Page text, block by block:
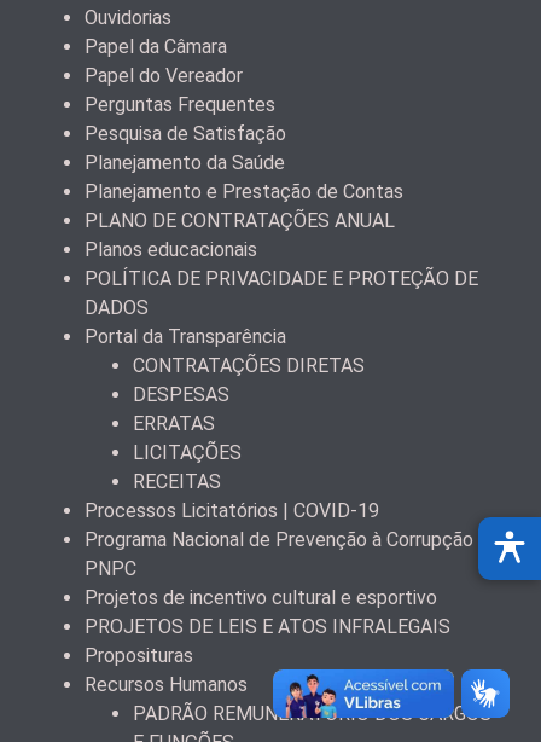
Ouvidorias
Papel da Câmara
Papel do Vereador
Perguntas Frequentes
Pesquisa de Satisfação
Planejamento da Saúde
Planejamento e Prestação de Contas
PLANO DE CONTRATAÇÕES ANUAL
Planos educacionais
POLÍTICA DE PRIVACIDADE E PROTEÇÃO DE
DADOS
Portal da Transparência
CONTRATAÇÕES DIRETAS
DESPESAS
ERRATAS
LICITAÇÕES
RECEITAS
Processos Licitatórios | COVID-19
Programa Nacional de Prevenção à Corrupção –
PNPC
Projetos de incentivo cultural e esportivo
PROJETOS DE LEIS E ATOS INFRALEGAIS
Proposituras
Recursos Humanos
PADRÃO REMUNERATÓRIO DOS CARGOS